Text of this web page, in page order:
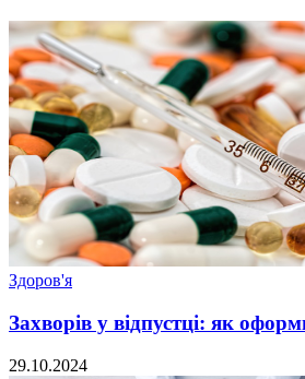
Здоров'я
Захворів у відпустці: як
29.10.2024